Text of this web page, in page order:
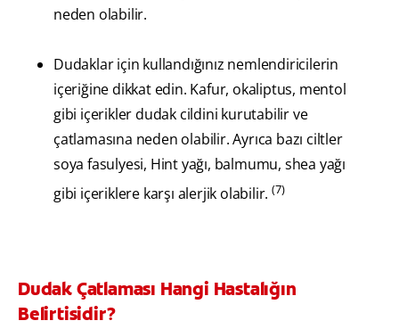
neden olabilir.
Dudaklar için kullandığınız nemlendiricilerin
içeriğine dikkat edin. Kafur, okaliptus, mentol
gibi içerikler dudak cildini kurutabilir ve
çatlamasına neden olabilir. Ayrıca bazı ciltler
soya fasulyesi, Hint yağı, balmumu, shea yağı
gibi içeriklere karşı alerjik olabilir.(7)
Dudak Çatlaması Hangi Hastalığın
Belirtisidir?